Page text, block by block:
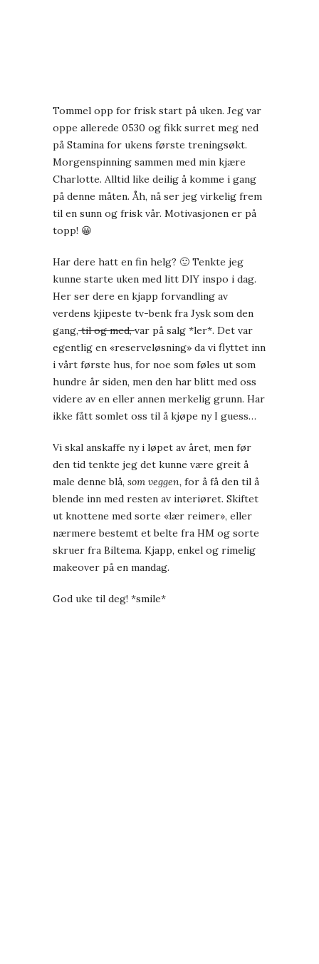
Tommel opp for frisk start på uken. Jeg var
oppe allerede 0530 og fikk surret meg ned
på Stamina for ukens første treningsøkt.
Morgenspinning sammen med min kjære
Charlotte. Alltid like deilig å komme i gang
på denne måten. Åh, nå ser jeg virkelig frem
til en sunn og frisk vår. Motivasjonen er på
topp! 😀
Har dere hatt en fin helg? 🙂 Tenkte jeg
kunne starte uken med litt DIY inspo i dag.
Her ser dere en kjapp forvandling av
verdens kjipeste tv-benk fra Jysk som den
gang,til og med,var på salg *ler*. Det var
egentlig en «reserveløsning» da vi flyttet inn
i vårt første hus, for noe som føles ut som
hundre år siden, men den har blitt med oss
videre av en eller annen merkelig grunn. Har
ikke fått somlet oss til å kjøpe ny I guess…
Vi skal anskaffe ny i løpet av året, men før
den tid tenkte jeg det kunne være greit å
male denne blå, som veggen, for å få den til å
blende inn med resten av interiøret. Skiftet
ut knottene med sorte «lær reimer», eller
nærmere bestemt et belte fra HM og sorte
skruer fra Biltema. Kjapp, enkel og rimelig
makeover på en mandag.
God uke til deg! *smile*